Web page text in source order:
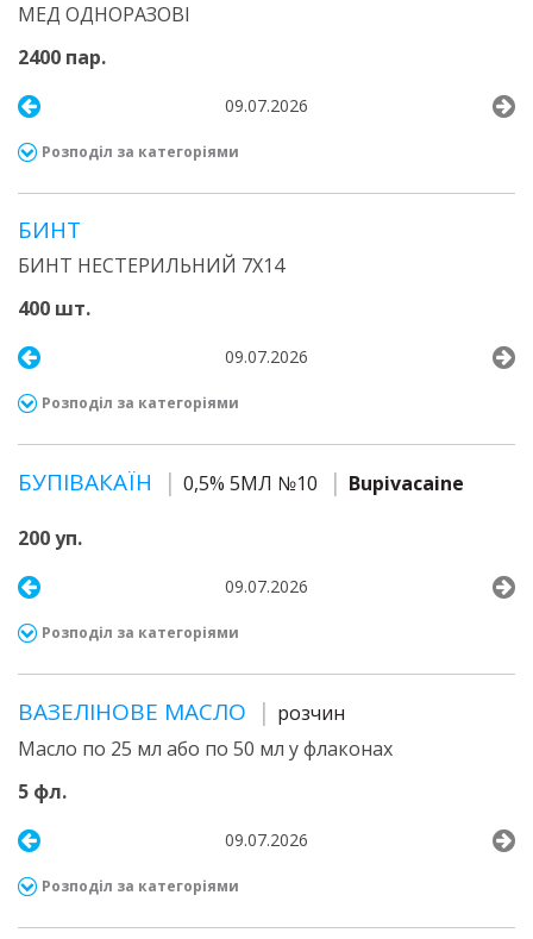
МЕД ОДНОРАЗОВІ
2400 пар.
09.07.2026
Розподіл за категоріями
БИНТ
БИНТ НЕСТЕРИЛЬНИЙ 7Х14
400 шт.
09.07.2026
Розподіл за категоріями
БУПІВАКАЇН 0,5% 5МЛ №10 Bupivacaine
200 уп.
09.07.2026
Розподіл за категоріями
ВАЗЕЛІНОВЕ МАСЛО
розчин
Масло по 25 мл або по 50 мл у флаконах
5 фл.
09.07.2026
Розподіл за категоріями